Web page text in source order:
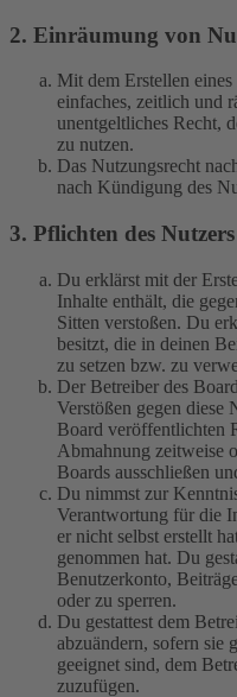
2. Einräumung von
Mit dem Erstellen
einfaches, zeitlich und
unentgeltliches Recht,
zu nutzen.
Das Nutzungsrecht
nach Kündigung des
3. Pflichten des Nutzers
Du erklärst mit der
Inhalte enthält, die
Sitten verstoßen. Du
besitzt, die in deinen
zu setzen bzw. zu
Der Betreiber des
Verstößen gegen diese
Board veröffentlichten
Abmahnung zeitweise
Boards ausschließen
Du nimmst zur
Verantwortung für die
er nicht selbst erstellt
genommen hat. Du
Benutzerkonto,
oder zu sperren.
Du gestattest dem
abzuändern, sofern sie
geeignet sind, dem
zuzufügen.